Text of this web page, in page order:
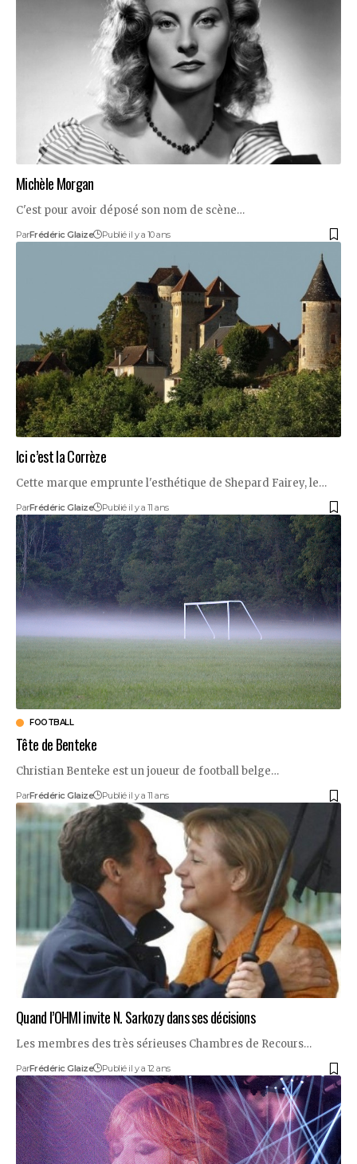
Michèle Morgan
C'est pour avoir déposé son nom de scène…
ParFrédéric Glaize Publié il y a 10 ans
Ici c’est la Corrèze
Cette marque emprunte l'esthétique de Shepard Fairey, le…
ParFrédéric Glaize Publié il y a 11 ans
FOOTBALL
Tête de Benteke
Christian Benteke est un joueur de football belge…
ParFrédéric Glaize Publié il y a 11 ans
Quand l’OHMI invite N. Sarkozy dans ses décisions
Les membres des très sérieuses Chambres de Recours…
ParFrédéric Glaize Publié il y a 12 ans